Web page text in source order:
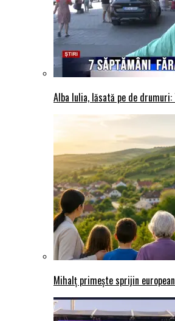
Alba Iulia, lăsată pe de
Mihalț primește sprijin